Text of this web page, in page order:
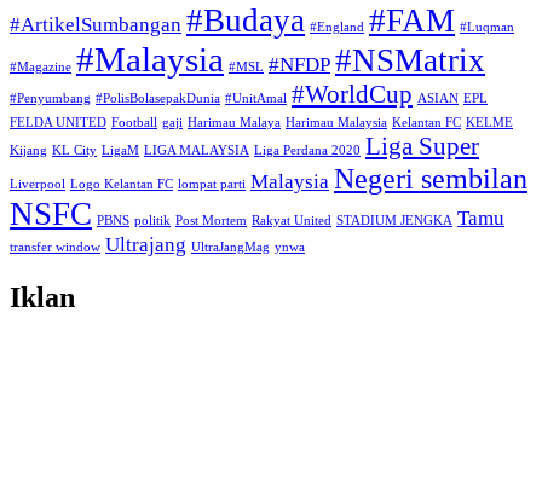
#ArtikelSumbangan #Budaya #England #FAM #Luqman
#Magazine #Malaysia #MSL #NFDP #NSMatrix
#Penyumbang #PolisBolasepakDunia #UnitAmal #WorldCup ASIAN EPL
FELDA UNITED Football gaji Harimau Malaya Harimau Malaysia Kelantan FC KELME
Kijang KL City LigaM LIGA MALAYSIA Liga Perdana 2020 Liga Super
Liverpool Logo Kelantan FC lompat parti Malaysia Negeri sembilan
NSFC PBNS politik Post Mortem Rakyat United STADIUM JENGKA Tamu
transfer window Ultrajang UltraJangMag ynwa
Iklan